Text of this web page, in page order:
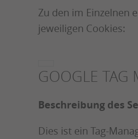
Zu den im Einzelnen
jeweiligen Cookies:
GOOGLE TAG
Beschreibung des
Dies ist ein Tag-